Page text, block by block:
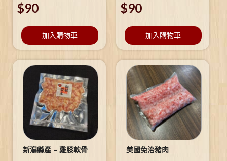
$90
加入購物車
$90
加入購物車
新潟縣產 – 雞膝軟骨 美國免治豬肉